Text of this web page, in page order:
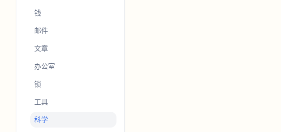
钱
邮件
文章
办公室
锁
工具
科学